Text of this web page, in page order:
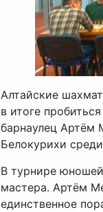
Алтайские
в итоге
барнаулец Артём
Белокурихи
В турнире
мастера. Артём
единственное